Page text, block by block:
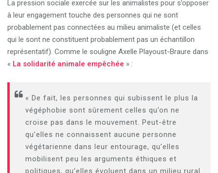
La pression sociale exercée sur les animalistes pour s’opposer
à leur engagement touche des personnes qui ne sont
probablement pas connectées au milieu animaliste (et celles
qui le sont ne constituent probablement pas un échantillon
représentatif). Comme le souligne Axelle Playoust-Braure dans
« La solidarité animale empêchée » :
« De fait, les personnes qui subissent le plus la
végéphobie sont sûrement celles qu’on ne
croise pas dans le mouvement. Peut-être
qu’elles ne connaissent aucune personne
végétarienne dans leur entourage, qu’elles
mobilisent peu les arguments éthiques et
politiques, qu’elles évoluent dans un milieu rural